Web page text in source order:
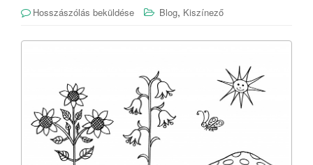
Hosszászólás beküldése Blog, Kiszínező